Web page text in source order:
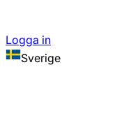
Logga in
Sverige